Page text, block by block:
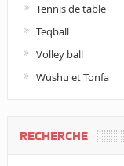
Tennis de table
Teqball
Volley ball
Wushu et Tonfa
RECHERCHE